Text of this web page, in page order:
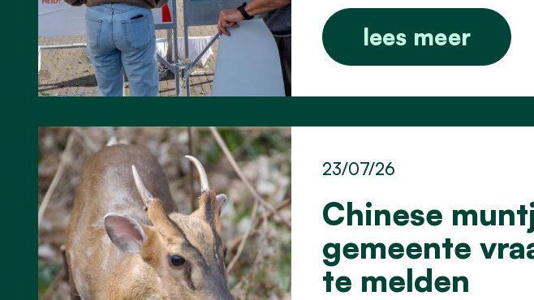
lees meer
Chinese
gemeente
te melden
23/07/26